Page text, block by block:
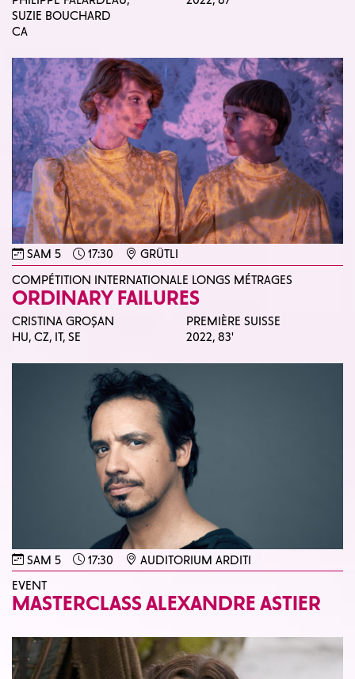
SUZIE BOUCHARD
CA
SAM 5 17:30
GRÜTLI
COMPÉTITION INTERNATIONALE LONGS MÉTRAGES
ORDINARY FAILURES
CRISTINA GROȘAN
HU, CZ, IT, SE
PREMIÈRE SUISSE
2022,83'
SAM 5 17:30
AUDITORIUM ARDITI
EVENT
MASTERCLASS ALEXANDRE ASTIER